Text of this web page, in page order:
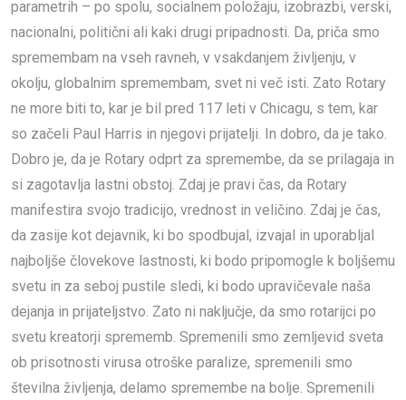
parametrih – po spolu, socialnem položaju, izobrazbi, verski,
nacionalni, politični ali kaki drugi pripadnosti. Da, priča smo
spremembam na vseh ravneh, v vsakdanjem življenju, v
okolju, globalnim spremembam, svet ni več isti. Zato Rotary
ne more biti to, kar je bil pred 117 leti v Chicagu, s tem, kar
so začeli Paul Harris in njegovi prijatelji. In dobro, da je tako.
Dobro je, da je Rotary odprt za spremembe, da se prilagaja in
si zagotavlja lastni obstoj. Zdaj je pravi čas, da Rotary
manifestira svojo tradicijo, vrednost in veličino. Zdaj je čas,
da zasije kot dejavnik, ki bo spodbujal, izvajal in uporabljal
najboljše človekove lastnosti, ki bodo pripomogle k boljšemu
svetu in za seboj pustile sledi, ki bodo upravičevale naša
dejanja in prijateljstvo. Zato ni naključje, da smo rotarijci po
svetu kreatorji sprememb. Spremenili smo zemljevid sveta
ob prisotnosti virusa otroške paralize, spremenili smo
številna življenja, delamo spremembe na bolje. Spremenili